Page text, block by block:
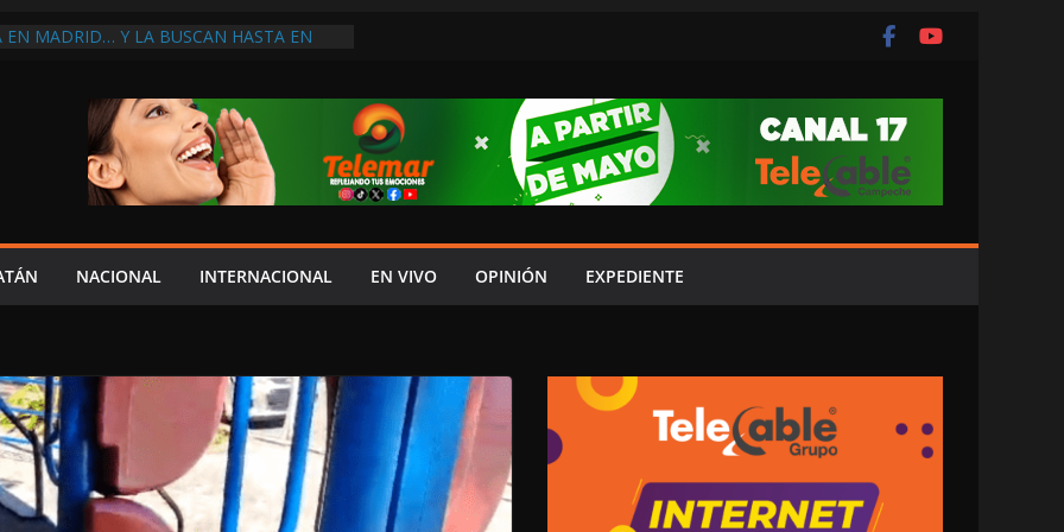
EN MADRID… Y LA BUSCAN HASTA EN
EN UNA DE LAS CADENAS DE ARTÍCULOS
DE EUROPA: MARCEL CARRILLO
SU PEOR MOMENTO: PAN; LA ECONOMÍA
CRECE LA INSEGURIDAD, NO HAY
CRÍTICOS SON CENSURADOS
EL TIEMPO”; INFRAESTRUCTURA
Y URGE MODERNIZARLA:
NACIONAL INTERNACIONAL EN VIVO OPINIÓN EXPEDIENTE